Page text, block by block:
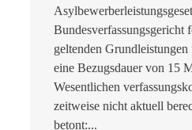
Bundesverfassungsgericht
geltenden
eine Bezugsdauer von 15
Wesentlichen
zeitweise nicht aktuell
betont:...